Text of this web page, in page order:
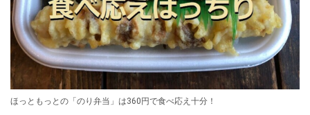
ほっともっとの「のり弁当」は360円で食べ応え十分！